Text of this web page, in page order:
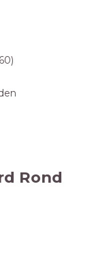
Rond